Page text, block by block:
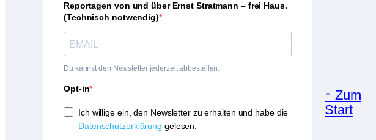
Reportagen von und über Ernst Stratmann – frei Haus.
(Technisch notwendig)
Du kannst den Newsletter jederzeit abbestellen.
Opt-in
Ich willige ein, den Newsletter zu erhalten und habe die
Datenschutzerklärung gelesen.
↑ Zum
Start